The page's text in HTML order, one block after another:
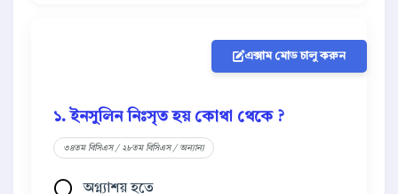
এক্সাম মোড চালু করুন
১. ইনসুলিন নিঃসৃত হয় কোথা থেকে ?
৩৪তম বিসিএস / ২৮তম বিসিএস / অন্যান্য
অগ্ন্যাশয় হতে